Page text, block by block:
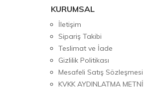
KURUMSAL
İletişim
Sipariş Takibi
Teslimat ve İade
Gizlilik Politikası
Mesafeli Satış Sözleşmesi
KVKK AYDINLATMA METNİ